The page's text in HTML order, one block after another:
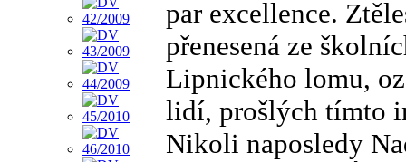
par excellence.
přenesená ze
Lipnického lomu,
lidí, prošlých tímto
Nikoli naposledy